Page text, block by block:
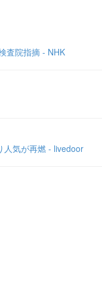
査院指摘 - NHK
人気が再燃 - livedoor